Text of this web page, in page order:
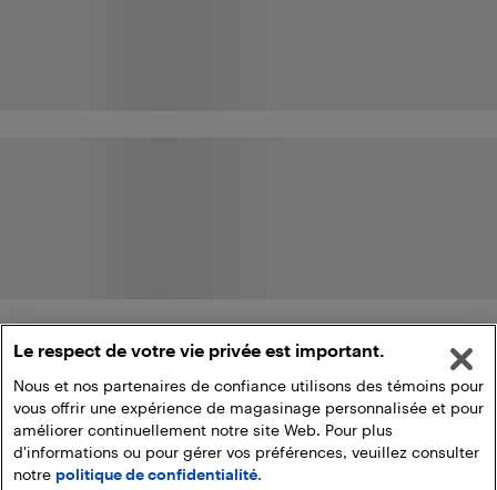
Le respect de votre vie privée est important.
Nous et nos partenaires de confiance utilisons des témoins pour
vous offrir une expérience de magasinage personnalisée et pour
améliorer continuellement notre site Web. Pour plus
d'informations ou pour gérer vos préférences, veuillez consulter
notre politique de confidentialité.